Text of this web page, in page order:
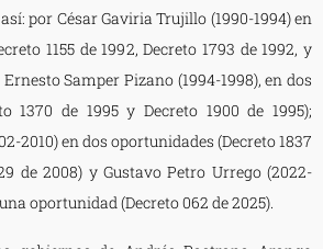
así: por César Gaviria Trujillo (1990-1994) en
1155 de 1992, Decreto 1793 de 1992, y
Samper Pizano (1994-1998), en dos
1370 de 1995 y Decreto 1900 de 1995);
2010) en dos oportunidades (Decreto 1837
de 2008) y Gustavo Petro Urrego (2022-
oportunidad (Decreto 062 de 2025).